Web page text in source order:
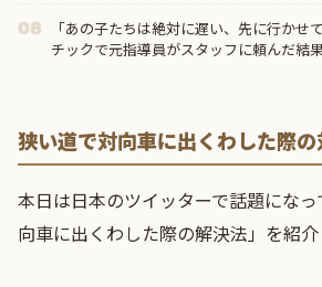
08
「あの子たちは絶対に遅い、先に行かせ
チックで元指導員がスタッフに頼んだ結
狭い道で対向車に出くわした際
本日は日本のツイッターで話題にな
向車に出くわした際の解決法」を紹介